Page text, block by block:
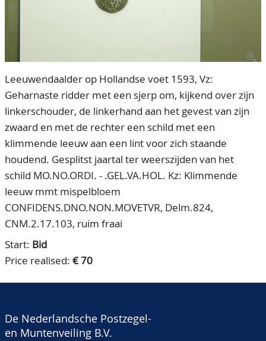
Leeuwendaalder op Hollandse voet 1593, Vz:
Geharnaste ridder met een sjerp om, kijkend over zijn
linkerschouder, de linkerhand aan het gevest van zijn
zwaard en met de rechter een schild met een
klimmende leeuw aan een lint voor zich staande
houdend. Gesplitst jaartal ter weerszijden van het
schild MO.NO.ORDI. - .GEL.VA.HOL. Kz: Klimmende
leeuw mmt mispelbloem
CONFIDENS.DNO.NON.MOVETVR, Delm.824,
CNM.2.17.103, ruim fraai
Start: Bid
Price realised: € 70
De Nederlandsche Postzegel-
en Muntenveiling B.V.